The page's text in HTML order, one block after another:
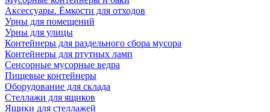
Аксессуары. Ёмкости для отходов
Урны для помещений
Урны для улицы
Контейнеры для раздельного сбора мусора
Контейнеры для ртутных ламп
Сенсорные мусорные ведра
Пищевые контейнеры
Оборудование для склада
Стеллажи для ящиков
Ящики для стеллажей